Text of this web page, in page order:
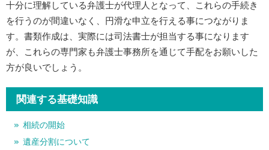
十分に理解している弁護士が代理人となって、これらの手続き
を行うのが間違いなく、円滑な申立を行える事につながりま
す。書類作成は、実際には司法書士が担当する事になります
が、これらの専門家も弁護士事務所を通じて手配をお願いした
方が良いでしょう。
関連する基礎知識
相続の開始
遺産分割について